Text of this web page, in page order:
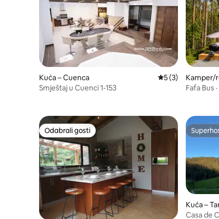
Kuća – Cuenca Prosječna
5 (3)
Smještaj u Cuenci 1-153
Kamper/
Déleg
Fafa Bus
Odabrali gosti
Odabrali gosti
Kuća –